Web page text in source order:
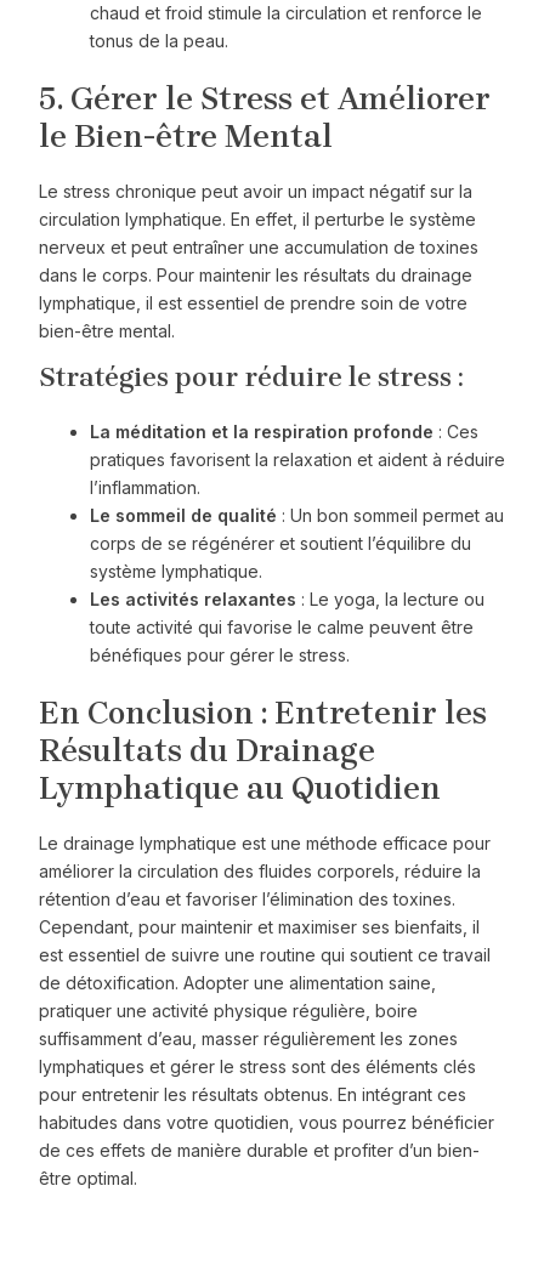
chaud et froid stimule la circulation et renforce le
tonus de la peau.
5. Gérer le Stress et Améliorer
le Bien-être Mental
Le stress chronique peut avoir un impact négatif sur la
circulation lymphatique. En effet, il perturbe le système
nerveux et peut entraîner une accumulation de toxines
dans le corps. Pour maintenir les résultats du drainage
lymphatique, il est essentiel de prendre soin de votre
bien-être mental.
Stratégies pour réduire le stress :
La méditation et la respiration profonde : Ces
pratiques favorisent la relaxation et aident à réduire
l’inflammation.
Le sommeil de qualité : Un bon sommeil permet au
corps de se régénérer et soutient l’équilibre du
système lymphatique.
Les activités relaxantes : Le yoga, la lecture ou
toute activité qui favorise le calme peuvent être
bénéfiques pour gérer le stress.
En Conclusion : Entretenir les
Résultats du Drainage
Lymphatique au Quotidien
Le drainage lymphatique est une méthode efficace pour
améliorer la circulation des fluides corporels, réduire la
rétention d’eau et favoriser l’élimination des toxines.
Cependant, pour maintenir et maximiser ses bienfaits, il
est essentiel de suivre une routine qui soutient ce travail
de détoxification. Adopter une alimentation saine,
pratiquer une activité physique régulière, boire
suffisamment d’eau, masser régulièrement les zones
lymphatiques et gérer le stress sont des éléments clés
pour entretenir les résultats obtenus. En intégrant ces
habitudes dans votre quotidien, vous pourrez bénéficier
de ces effets de manière durable et profiter d’un bien-
être optimal.